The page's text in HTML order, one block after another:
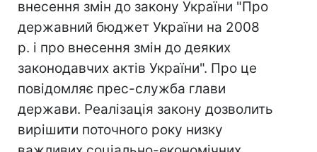
внесення змін до закону України "Про
державний бюджет України на 2008
р. і про внесення змін до деяких
законодавчих актів України". Про це
повідомляє прес-служба глави
держави. Реалізація закону дозволить
вирішити поточного року низку